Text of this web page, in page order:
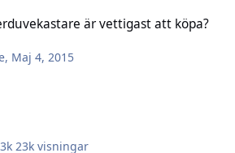
är vettigast att köpa?
, Maj 4, 2015
23k visningar